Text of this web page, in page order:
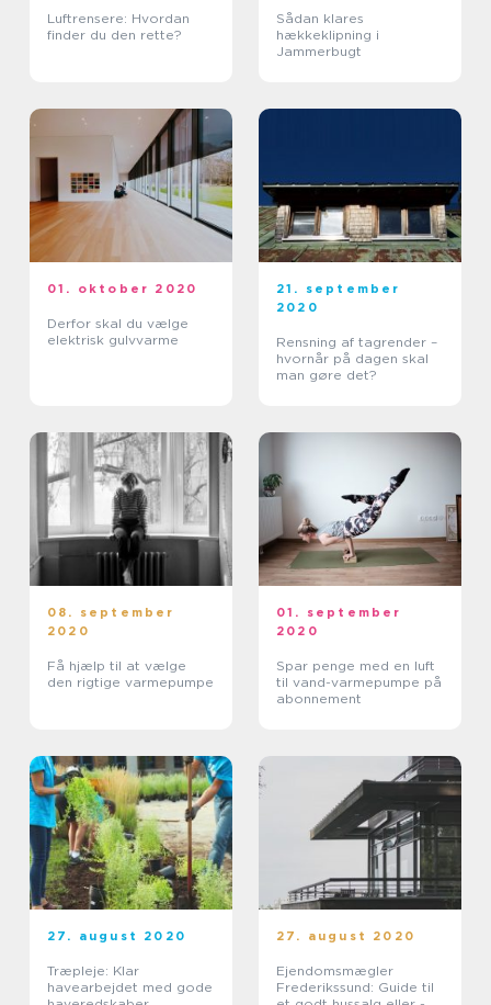
Luftrensere: Hvordan
finder du den rette?
Sådan klares
hækkeklipning i
Jammerbugt
01. oktober 2020
Derfor skal du vælge
elektrisk gulvvarme
21. september
2020
Rensning af tagrender –
hvornår på dagen skal
man gøre det?
08. september
2020
Få hjælp til at vælge
den rigtige varmepumpe
01. september
2020
Spar penge med en luft
til vand-varmepumpe på
abonnement
27. august 2020
Træpleje: Klar
havearbejdet med gode
27. august 2020
Ejendomsmægler
Frederikssund: Guide til